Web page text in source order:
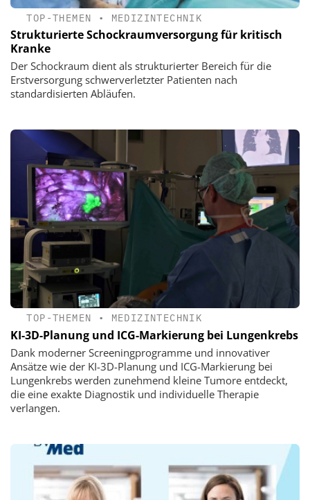
TOP-THEMEN • MEDIZINTECHNIK
Strukturierte Schockraumversorgung für kritisch
Kranke
Der Schockraum dient als strukturierter Bereich für die
Erstversorgung schwerverletzter Patienten nach
standardisierten Abläufen.
TOP-THEMEN • MEDIZINTECHNIK
KI-3D-Planung und ICG-Markierung bei Lungenkrebs
Dank moderner Screeningprogramme und innovativer
Ansätze wie der KI-3D-Planung und ICG-Markierung bei
Lungenkrebs werden zunehmend kleine Tumore entdeckt,
die eine exakte Diagnostik und individuelle Therapie
verlangen.